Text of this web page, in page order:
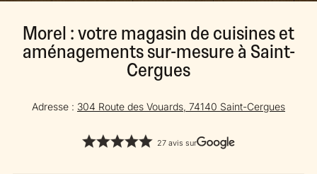
Morel : votre magasin de cuisines et
aménagements sur-mesure à Saint-
Cergues
Adresse : 304 Route des Vouards, 74140 Saint-Cergues
27 avis sur